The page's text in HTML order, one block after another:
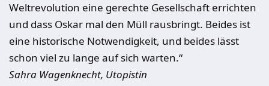
Weltrevolution eine gerechte Gesellschaft errichten
und dass Oskar mal den Müll rausbringt. Beides ist
eine historische Notwendigkeit, und beides lässt
schon viel zu lange auf sich warten.“
Sahra Wagenknecht, Utopistin